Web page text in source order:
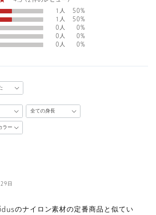
1人
50%
1人
50%
0人
0%
0人
0%
0人
0%
日
のナイロン素材の定番商品と似てい